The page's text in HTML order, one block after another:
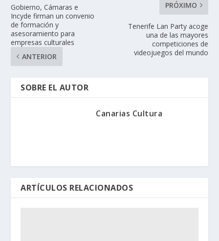
Gobierno, Cámaras e
Incyde firman un convenio
de formación y
asesoramiento para
empresas culturales
ANTERIOR
PRÓXIMO
Tenerife Lan Party acoge
una de las mayores
competiciones de
videojuegos del mundo
SOBRE EL AUTOR
Canarias Cultura
ARTÍCULOS RELACIONADOS